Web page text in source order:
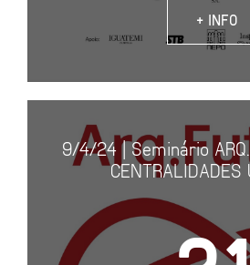
+ INFO
9/4/24 | Seminário
CENTRALIDADES